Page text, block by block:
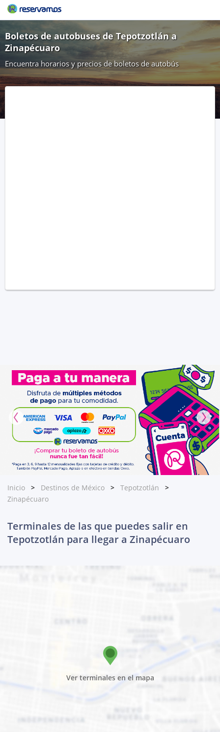
Boletos de autobuses de Tepotzotlán a
Zinapécuaro
Encuentra horarios y precios de boletos de autobús
Inicio Destinos de México
Tepotzotlán
Zinapécuaro
Terminales de las que puedes salir en
Tepotzotlán para llegar a Zinapécuaro
Ver terminales en el mapa